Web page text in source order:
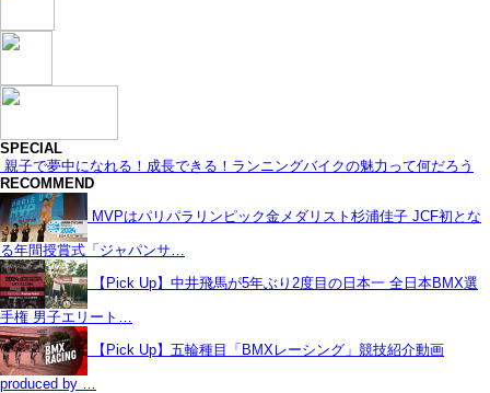
SPECIAL
親子で夢中になれる！成長できる！ランニングバイクの魅力って何だろう
RECOMMEND
MVPはパリパラリンピック金メダリスト杉浦佳子 JCF初とな
る年間授賞式「ジャパンサ…
【Pick Up】中井飛馬が5年ぶり2度目の日本一 全日本BMX選
手権 男子エリート…
【Pick Up】五輪種目「BMXレーシング」競技紹介動画
produced by …